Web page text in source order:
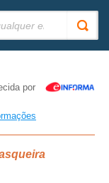
por